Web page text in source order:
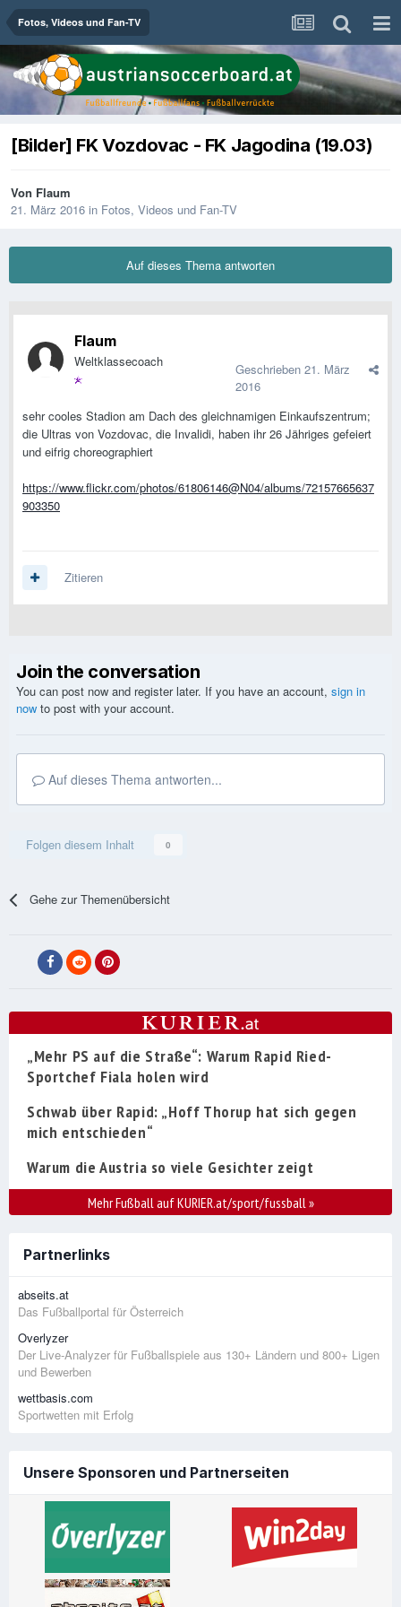
Fotos, Videos und Fan-TV
[Bilder] FK Vozdovac - FK Jagodina (19.03)
Von Flaum
21. März 2016 in Fotos, Videos und Fan-TV
Auf dieses Thema antworten
Flaum
Weltklassecoach Geschrieben 21. März
2016
sehr cooles Stadion am Dach des gleichnamigen Einkaufszentrum;
die Ultras von Vozdovac, die Invalidi, haben ihr 26 Jähriges gefeiert
und eifrig choreographiert
https://www.flickr.com/photos/61806146@N04/albums/72157665637
903350
Zitieren
Join the conversation
You can post now and register later. If you have an account, sign in
now to post with your account.
Auf dieses Thema antworten...
Folgen diesem Inhalt 0
Gehe zur Themenübersicht
„Mehr PS auf die Straße“: Warum Rapid Ried-
Sportchef Fiala holen wird
Schwab über Rapid: „Hoff Thorup hat sich gegen
mich entschieden“
Warum die Austria so viele Gesichter zeigt
Mehr Fußball auf KURIER.at/sport/fussball»
Partnerlinks
abseits.at
Das Fußballportal für Österreich
Overlyzer
Der Live-Analyzer für Fußballspiele aus 130+ Ländern und 800+ Ligen
und Bewerben
wettbasis.com
Sportwetten mit Erfolg
Unsere Sponsoren und Partnerseiten